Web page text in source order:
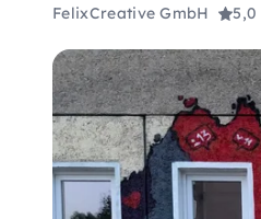
FelixCreative GmbH 5,0